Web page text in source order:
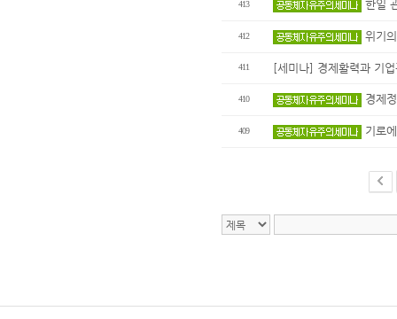
413 한일
412 위기
411 [세미나] 경제활력과 기
410 경제
409 기로